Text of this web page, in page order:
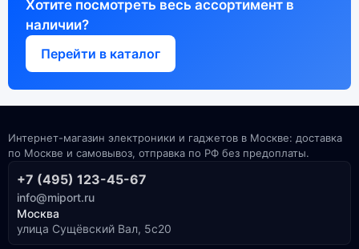
Хотите посмотреть весь ассортимент в
наличии?
Перейти в каталог
Интернет-магазин электроники и гаджетов в Москве: доставка
по Москве и самовывоз, отправка по РФ без предоплаты.
+7 (495) 123-45-67
info@miport.ru
Москва
улица Сущёвский Вал, 5с20